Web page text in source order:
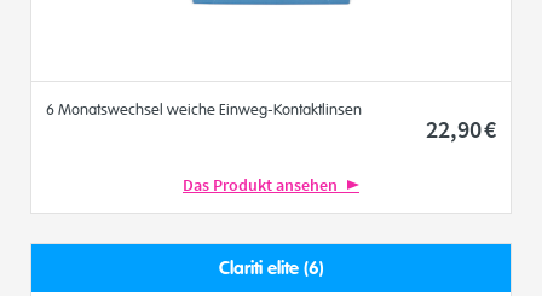
6 Monatswechsel weiche Einweg-Kontaktlinsen
22,90€
Das Produkt ansehen
Clariti elite (6)